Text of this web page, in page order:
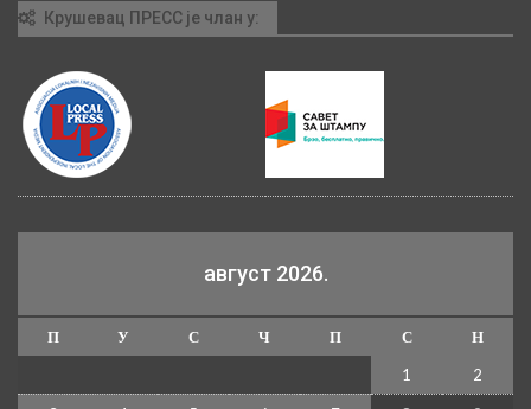
Крушевац ПРЕСС је члан у:
август 2026.
П У С Ч П С
Н
1
2